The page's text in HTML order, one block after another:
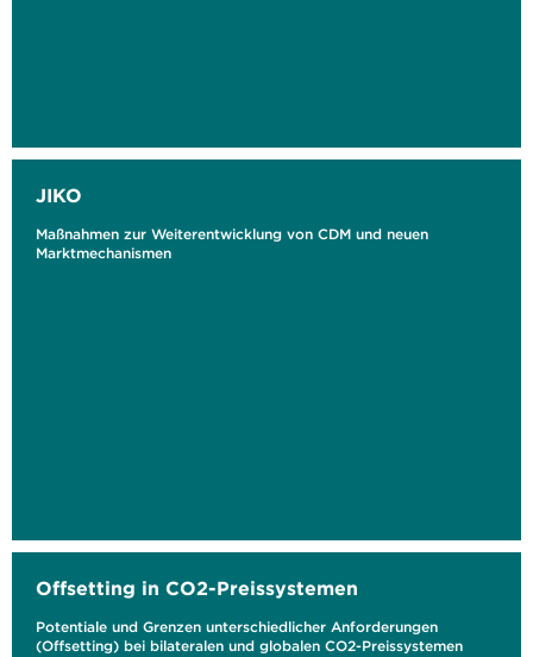
JIKO
Maßnahmen zur Weiterentwicklung von CDM und neuen
Marktmechanismen
Offsetting in CO2-Preissystemen
Potentiale und Grenzen unterschiedlicher Anforderungen
(Offsetting) bei bilateralen und globalen CO2-Preissystemen